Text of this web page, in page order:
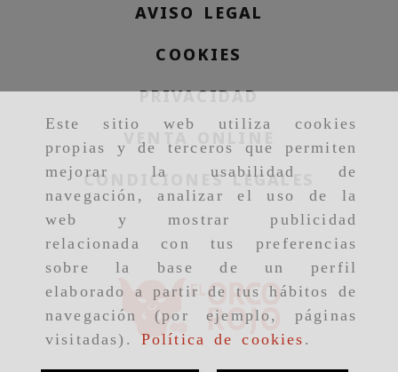
Este sitio web utiliza cookies
propias y de terceros que permiten
mejorar la usabilidad de
navegación, analizar el uso de la
web y mostrar publicidad
relacionada con tus preferencias
sobre la base de un perfil
elaborado a partir de tus hábitos de
navegación (por ejemplo, páginas
visitadas). Política de cookies .
AVISO LEGAL
COOKIES
PRIVACIDAD
VENTA ONLINE
CONDICIONES LEGALES